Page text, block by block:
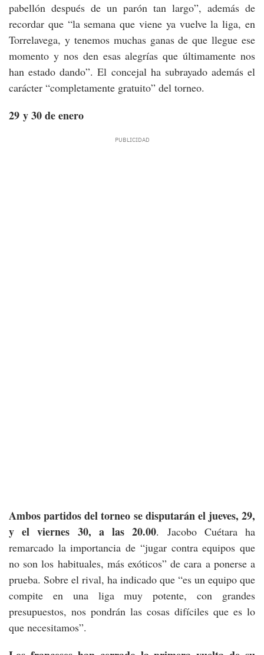
pabellón después de un parón tan largo”, además de
recordar que “la semana que viene ya vuelve la liga, en
Torrelavega, y tenemos muchas ganas de que llegue ese
momento y nos den esas alegrías que últimamente nos
han estado dando”. El concejal ha subrayado además el
carácter “completamente gratuito” del torneo.
29 y 30 de enero
Ambos partidos del torneo se disputarán el jueves, 29,
y el viernes 30, a las 20.00. Jacobo Cuétara ha
remarcado la importancia de “jugar contra equipos que
no son los habituales, más exóticos” de cara a ponerse a
prueba. Sobre el rival, ha indicado que “es un equipo que
compite en una liga muy potente, con grandes
presupuestos, nos pondrán las cosas difíciles que es lo
que necesitamos”.